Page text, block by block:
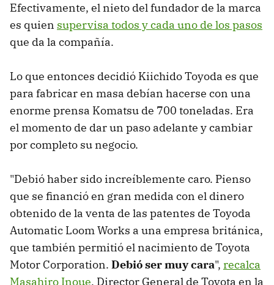
Efectivamente, el nieto del fundador de la marca
es quien supervisa todos y cada uno de los pasos
que da la compañía.
Lo que entonces decidió Kiichido Toyoda es que
para fabricar en masa debían hacerse con una
enorme prensa Komatsu de 700 toneladas. Era
el momento de dar un paso adelante y cambiar
por completo su negocio.
"Debió haber sido increíblemente caro. Pienso
que se financió en gran medida con el dinero
obtenido de la venta de las patentes de Toyoda
Automatic Loom Works a una empresa británica,
que también permitió el nacimiento de Toyota
Motor Corporation. Debió ser muy cara", recalca
Masahiro Inoue, Director General de Toyota en la